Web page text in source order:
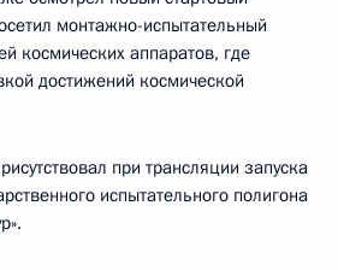
монтажно-испытательный
космических аппаратов, где
достижений космической
при трансляции запуска
испытательного полигона